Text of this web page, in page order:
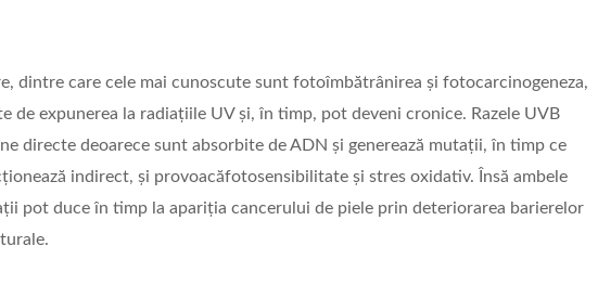
dintre care cele mai cunoscute sunt fotoîmbătrânirea și fotocarcinogeneza,
de expunerea la radiațiile UV și, în timp, pot deveni cronice. Razele UVB
directe deoarece sunt absorbite de ADN și generează mutații, în timp ce
indirect, și provoacăfotosensibilitate și stres oxidativ. Însă ambele
pot duce în timp la apariția cancerului de piele prin deteriorarea barierelor